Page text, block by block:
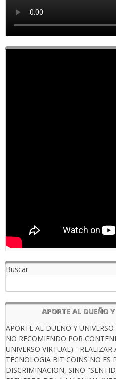
Buscar
APORTE AL DUEÑO
APORTE AL DUEÑO Y UNIVERSO
NO RECOMIENDO POR
UNIVERSO VIRTUAL) -
TECNOLOGIA BIT COINS NO ES
DISCRIMINACION, SINO